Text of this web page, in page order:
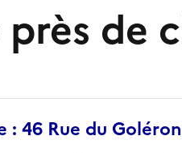
près de
: 46 Rue du